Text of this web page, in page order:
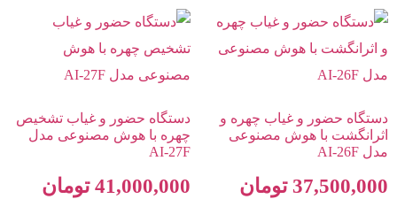
دستگاه حضور و غیاب چهره و
اثرانگشت با هوش مصنوعی
مدل AI-26F
37,500,000 تومان
دستگاه حضور و غیاب تشخیص
چهره با هوش مصنوعی مدل
AI-27F
41,000,000 تومان